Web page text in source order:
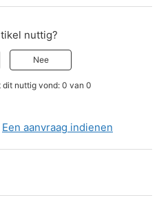
nuttig?
Nee
nuttig vond: 0 van 0
Een aanvraag indienen